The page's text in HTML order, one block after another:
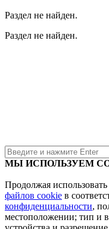
Раздел не найден.
Раздел не найден.
МЫ ИСПОЛЬЗУЕМ
Продолжая использовать
файлов cookie в
конфиденциальности,
местоположении; тип и